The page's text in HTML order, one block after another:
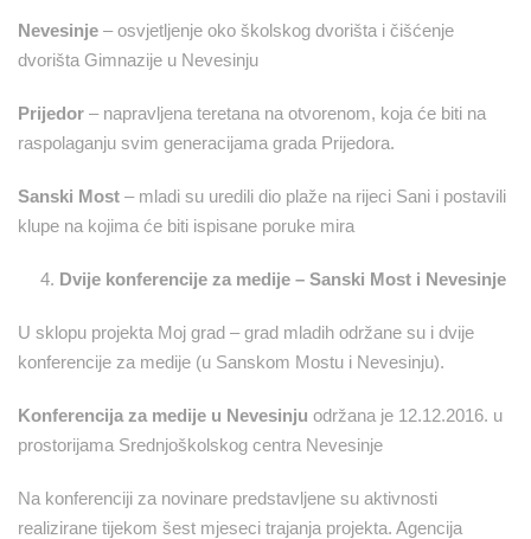
Nevesinje – osvjetljenje oko školskog dvorišta i čišćenje
dvorišta Gimnazije u Nevesinju
Prijedor – napravljena teretana na otvorenom, koja će biti na
raspolaganju svim generacijama grada Prijedora.
Sanski Most – mladi su uredili dio plaže na rijeci Sani i postavili
klupe na kojima će biti ispisane poruke mira
Dvije konferencije za medije – Sanski Most i Nevesinje
U sklopu projekta Moj grad – grad mladih održane su i dvije
konferencije za medije (u Sanskom Mostu i Nevesinju).
Konferencija za medije u Nevesinju održana je 12.12.2016. u
prostorijama Srednjoškolskog centra Nevesinje
Na konferenciji za novinare predstavljene su aktivnosti
realizirane tijekom šest mjeseci trajanja projekta. Agencija